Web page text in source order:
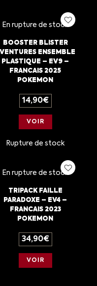
En rupture de stock
BOOSTER BLISTER
ENSEMBLE
PLASTIQUE – EV9 –
FRANCAIS 2025
POKEMON
14,90€
VOIR
Rupture de stock
En rupture de stock
TRIPACK FAILLE
PARADOXE – EV4 –
FRANCAIS 2023
POKEMON
34,90€
VOIR